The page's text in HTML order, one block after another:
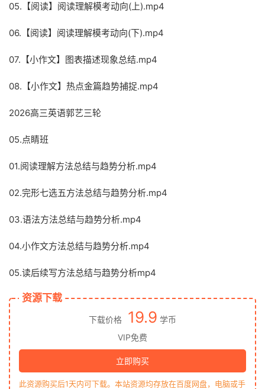
05.【阅读】阅读理解模考动向(上).mp4
06.【阅读】阅读理解模考动向(下).mp4
07.【小作文】图表描述现象总结.mp4
08.【小作文】热点金篇趋势捕捉.mp4
2026高三英语郭艺三轮
05.点睛班
01.阅读理解方法总结与趋势分析.mp4
02.完形七选五方法总结与趋势分析.mp4
03.语法方法总结与趋势分析.mp4
04.小作文方法总结与趋势分析.mp4
05.读后续写方法总结与趋势分析mp4
资源下载
下载价格 19.9 学币
VIP免费
立即购买
此资源购买后1天内可下载。本站资源均存放在百度网盘，电脑或手